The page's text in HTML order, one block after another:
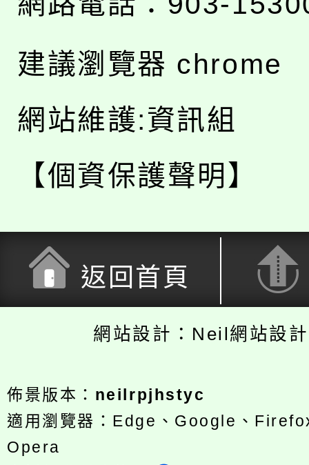
建議瀏覽器 chrome
網站維護:資訊組
【個資保護聲明】
返回首頁
網站設計：Neil網站設
佈景版本： neilrpjhstyc
適用瀏覽器：Edge、Google、
Opera